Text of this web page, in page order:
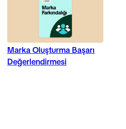
Marka Oluşturma Başarı
Değerlendirmesi